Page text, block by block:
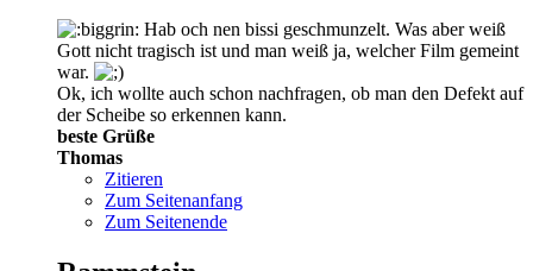
Hab och nen bissi geschmunzelt. Was aber weiß
Gott nicht tragisch ist und man weiß ja, welcher Film gemeint
war.
Ok, ich wollte auch schon nachfragen, ob man den Defekt auf
der Scheibe so erkennen kann.
beste Grüße
Thomas
Zitieren
Zum Seitenanfang
Zum Seitenende